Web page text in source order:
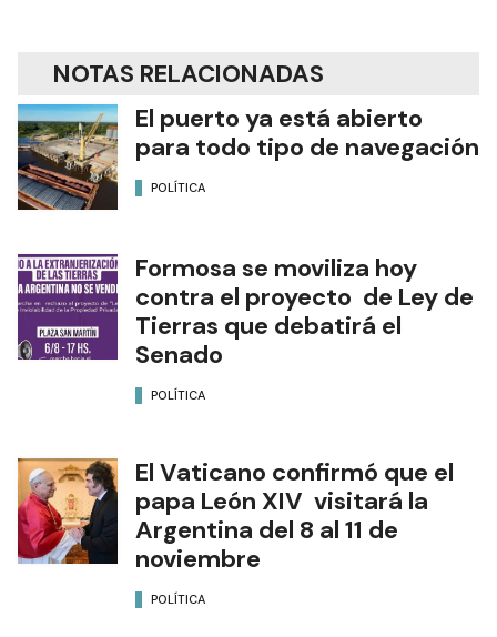
NOTAS RELACIONADAS
El puerto ya está abierto
para todo tipo de navegación
POLÍTICA
Formosa se moviliza hoy
contra el proyecto de Ley de
Tierras que debatirá el
Senado
POLÍTICA
El Vaticano confirmó que el
papa León XIV visitará la
Argentina del 8 al 11 de
noviembre
POLÍTICA